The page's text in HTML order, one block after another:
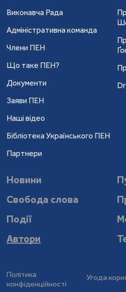
Виконавча Рада
Адміністративна команда
Члени ПЕН
Що таке ПЕН?
Документи
Заяви ПЕН
Наші відео
Бібліотека Українського ПЕН
Партнери
Новини
Свобода слова
Події
Автори
Політика
конфіденційності
Угода